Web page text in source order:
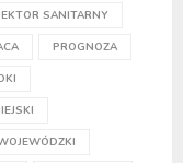
SANITARNY
PROGNOZA